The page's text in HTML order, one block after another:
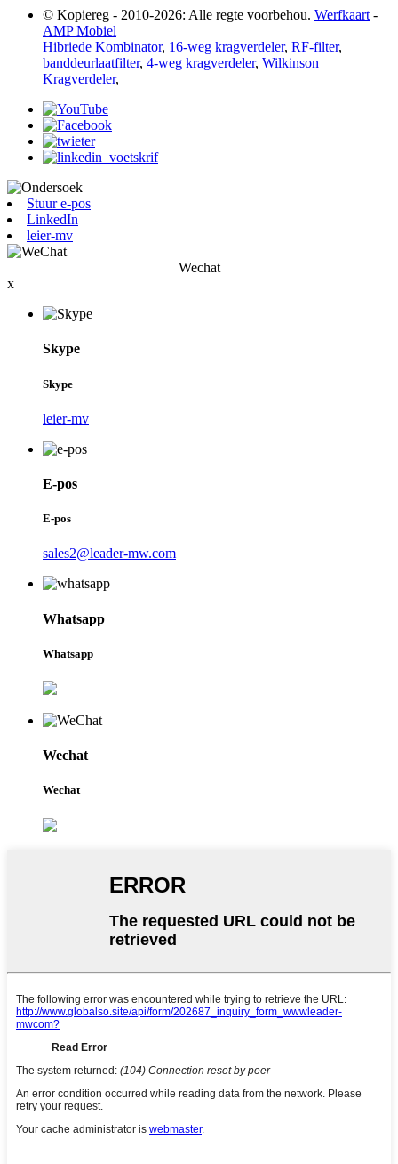
© Kopiereg - 2010-2026: Alle regte voorbehou. Werfkaart -
AMP Mobiel
Hibriede Kombinator, 16-weg kragverdeler, RF-filter,
banddeurlaatfilter, 4-weg kragverdeler, Wilkinson
Kragverdeler,
Stuur e-pos
LinkedIn
leier-mv
Wechat
x
Skype
Skype
leier-mv
E-pos
E-pos
sales2@leader-mw.com
Whatsapp
Whatsapp
Wechat
Wechat